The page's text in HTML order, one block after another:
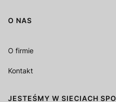
O NAS
O firmie
Kontakt
JESTEŚMY W SIECIACH